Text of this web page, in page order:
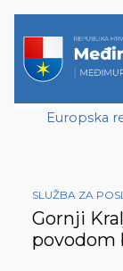
Europska
SLUŽBA ZA
Gornji
povodom